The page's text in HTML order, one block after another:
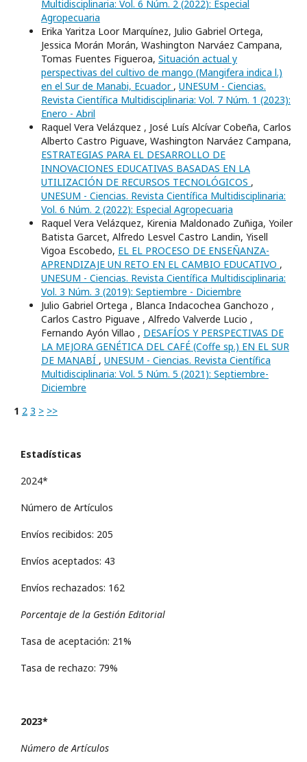
Multidisciplinaria: Vol. 6 Núm. 2 (2022): Especial
Agropecuaria
Erika Yaritza Loor Marquínez, Julio Gabriel Ortega,
Jessica Morán Morán, Washington Narváez Campana,
Tomas Fuentes Figueroa, Situación actual y
perspectivas del cultivo de mango (Mangifera indica l.)
en el Sur de Manabi, Ecuador , UNESUM - Ciencias.
Revista Científica Multidisciplinaria: Vol. 7 Núm. 1 (2023):
Enero - Abril
Raquel Vera Velázquez , José Luís Alcívar Cobeña, Carlos
Alberto Castro Piguave, Washington Narváez Campana,
ESTRATEGIAS PARA EL DESARROLLO DE
INNOVACIONES EDUCATIVAS BASADAS EN LA
UTILIZACIÓN DE RECURSOS TECNOLÓGICOS ,
UNESUM - Ciencias. Revista Científica Multidisciplinaria:
Vol. 6 Núm. 2 (2022): Especial Agropecuaria
Raquel Vera Velázquez, Kirenia Maldonado Zuñiga, Yoiler
Batista Garcet, Alfredo Lesvel Castro Landin, Yisell
Vigoa Escobedo, EL EL PROCESO DE ENSEÑANZA-
APRENDIZAJE UN RETO EN EL CAMBIO EDUCATIVO ,
UNESUM - Ciencias. Revista Científica Multidisciplinaria:
Vol. 3 Núm. 3 (2019): Septiembre - Diciembre
Julio Gabriel Ortega , Blanca Indacochea Ganchozo ,
Carlos Castro Piguave , Alfredo Valverde Lucio ,
Fernando Ayón Villao , DESAFÍOS Y PERSPECTIVAS DE
LA MEJORA GENÉTICA DEL CAFÉ (Coffe sp.) EN EL SUR
DE MANABÍ , UNESUM - Ciencias. Revista Científica
Multidisciplinaria: Vol. 5 Núm. 5 (2021): Septiembre-
Diciembre
1 2 3 > >>
Estadísticas
2024*
Número de Artículos
Envíos recibidos: 205
Envíos aceptados: 43
Envíos rechazados: 162
Porcentaje de la Gestión Editorial
Tasa de aceptación: 21%
Tasa de rechazo: 79%
2023*
Número de Artículos